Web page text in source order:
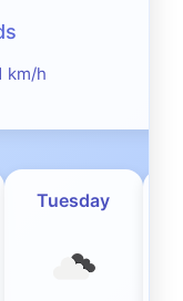
km/h
Tuesday